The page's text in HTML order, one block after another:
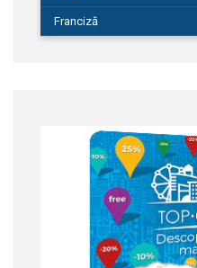
Franciză